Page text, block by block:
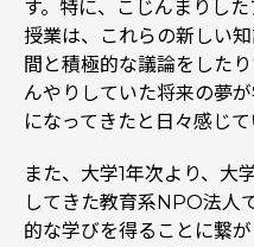
す。特に、こじんまりし
授業は、これらの新しい
間と積極的な議論をした
んやりしていた将来の夢
になってきたと日々感じて
また、大学1年次より、大
してきた教育系NPO法人
的な学びを得ることに繋